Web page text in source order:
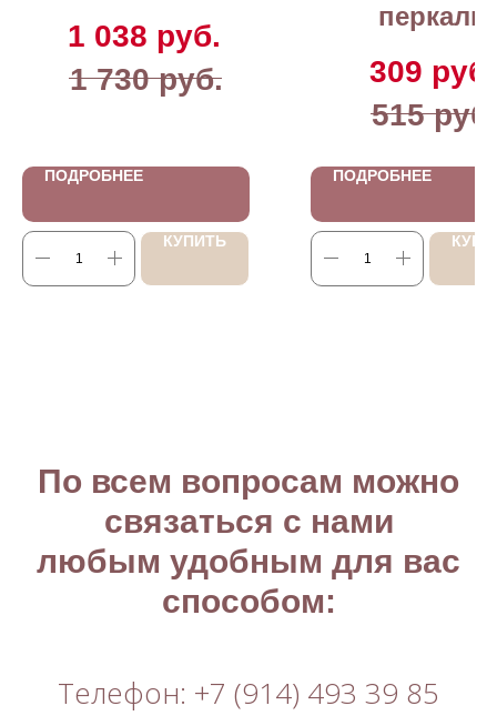
1 038 руб.
1 730 руб.
ПОДРОБНЕЕ
КУПИТЬ
перкаль
309 руб.
515 руб.
ПОДРОБНЕЕ
По всем вопросам можно
связаться с нами
любым удобным для вас
способом:
Телефон: +7 (914) 493 39 85